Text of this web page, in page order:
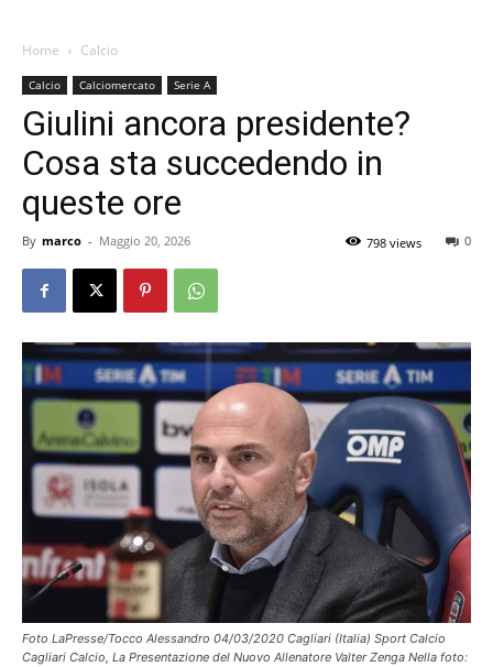
Home Calcio
Calcio Calciomercato Serie A
Giulini ancora presidente?
Cosa sta succedendo in
queste ore
By marco - Maggio 20, 2026 0
798 views
Foto LaPresse/Tocco Alessandro 04/03/2020 Cagliari (Italia) Sport Calcio
Cagliari Calcio, La Presentazione del Nuovo Allenatore Valter Zenga Nella foto: